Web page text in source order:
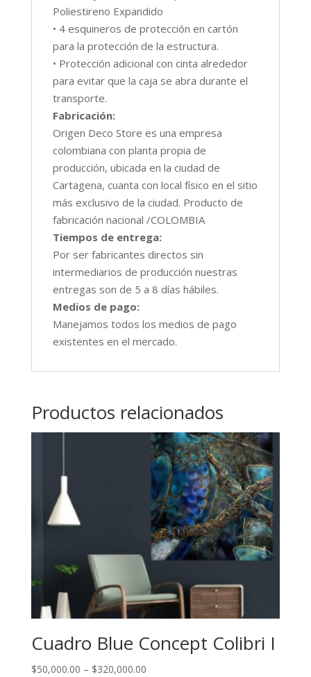
Poliestireno Expandido
• 4 esquineros de protección en cartón
para la protección de la estructura.
• Protección adicional con cinta alrededor
para evitar que la caja se abra durante el
transporte.
Fabricación:
Origen Deco Store es una empresa
colombiana con planta propia de
producción, ubicada en la ciudad de
Cartagena, cuanta con local físico en el sitio
más exclusivo de la ciudad. Producto de
fabricación nacional /COLOMBIA
Tiempos de entrega:
Por ser fabricantes directos sin
intermediarios de producción nuestras
entregas son de 5 a 8 días hábiles.
Medios de pago:
Manejamos todos los medios de pago
existentes en el mercado.
Productos relacionados
Cuadro Blue Concept Colibri I
$50,000.00 – $320,000.00